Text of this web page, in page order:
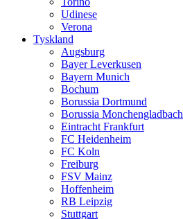
Udinese
Verona
Tyskland
Augsburg
Bayer Leverkusen
Bayern Munich
Bochum
Borussia Dortmund
Borussia Monchengladbach
Eintracht Frankfurt
FC Heidenheim
FC Koln
Freiburg
FSV Mainz
Hoffenheim
RB Leipzig
Stuttgart